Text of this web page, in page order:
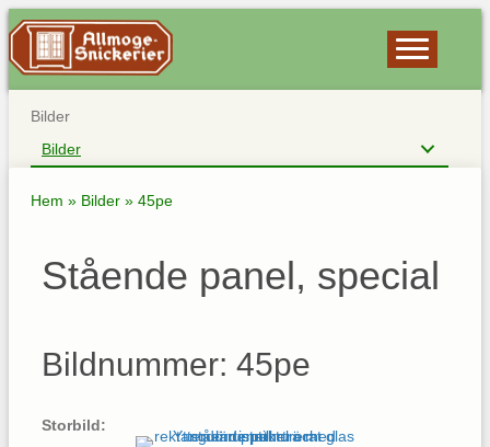
Bilder
Bilder
Hem » Bilder » 45pe
Stående panel, special
Bildnummer: 45pe
Storbild: